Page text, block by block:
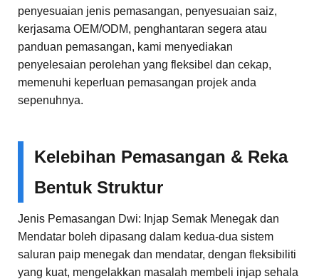
penyesuaian jenis pemasangan, penyesuaian saiz,
kerjasama OEM/ODM, penghantaran segera atau
panduan pemasangan, kami menyediakan
penyelesaian perolehan yang fleksibel dan cekap,
memenuhi keperluan pemasangan projek anda
sepenuhnya.
Kelebihan Pemasangan & Reka
Bentuk Struktur
Jenis Pemasangan Dwi: Injap Semak Menegak dan
Mendatar boleh dipasang dalam kedua-dua sistem
saluran paip menegak dan mendatar, dengan fleksibiliti
yang kuat, mengelakkan masalah membeli injap sehala